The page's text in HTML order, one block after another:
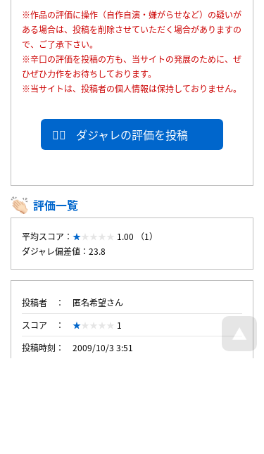
※作品の評価に操作（自作自演・嫌がらせなど）の疑いが
ある場合は、投稿を削除させていただく場合がありますの
で、ご了承下さい。
※辛口の評価を投稿の方も、当サイトの発展のために、ぜ
ひぜひ力作をお待ちしております。
※当サイトは、投稿者の個人情報は保持しておりません。
ダジャレの評価を投稿
評価一覧
平均スコア：
1.00 （1）
ダジャレ偏差値：23.8
投稿者
匿名希望さん
スコア
1
投稿時刻
2009/10/3 3:51